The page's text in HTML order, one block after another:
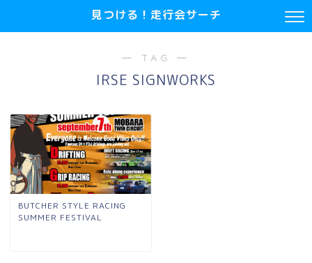
見つける！走行会サーチ
― TAG ―
IRSE SIGNWORKS
BUTCHER STYLE RACING
SUMMER FESTIVAL